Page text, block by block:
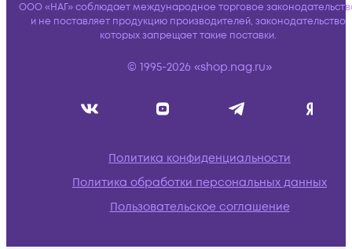
ООО «НАГ» соблюдает международное торговое
и не поставляет продукцию производителей, законодательство
которых запрещает такие поставки.
© 1995-2026 «shop.nag.ru»
Политика конфиденциальности
Политика обработки персональных данных
Пользовательское соглашение